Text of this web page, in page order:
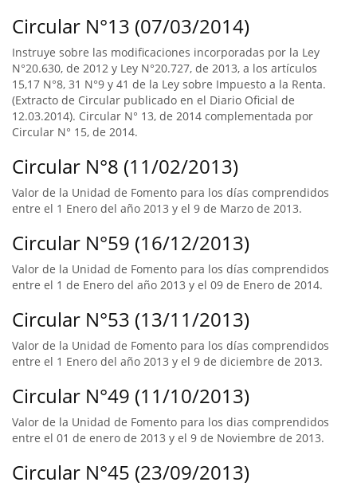
Circular N°13 (07/03/2014)
Instruye sobre las modificaciones incorporadas por la Ley
N°20.630, de 2012 y Ley N°20.727, de 2013, a los artículos
15,17 N°8, 31 N°9 y 41 de la Ley sobre Impuesto a la Renta.
(Extracto de Circular publicado en el Diario Oficial de
12.03.2014). Circular N° 13, de 2014 complementada por
Circular N° 15, de 2014.
Circular N°8 (11/02/2013)
Valor de la Unidad de Fomento para los días comprendidos
entre el 1 Enero del año 2013 y el 9 de Marzo de 2013.
Circular N°59 (16/12/2013)
Valor de la Unidad de Fomento para los días comprendidos
entre el 1 de Enero del año 2013 y el 09 de Enero de 2014.
Circular N°53 (13/11/2013)
Valor de la Unidad de Fomento para los días comprendidos
entre el 1 Enero del año 2013 y el 9 de diciembre de 2013.
Circular N°49 (11/10/2013)
Valor de la Unidad de Fomento para los dias comprendidos
entre el 01 de enero de 2013 y el 9 de Noviembre de 2013.
Circular N°45 (23/09/2013)